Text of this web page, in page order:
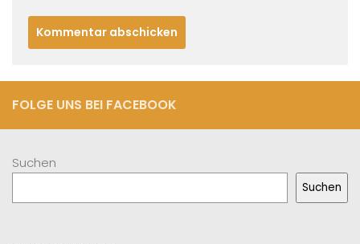
FOLGE UNS BEI FACEBOOK
Suchen
Suchen